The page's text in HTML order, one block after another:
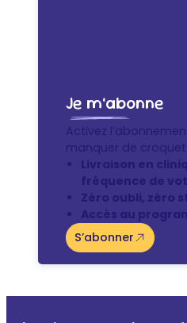
Je m’abonne
Activez
manquer de
Livraison en
fréquence de
Zéro oubli, zéro
Accès au
S’abonner